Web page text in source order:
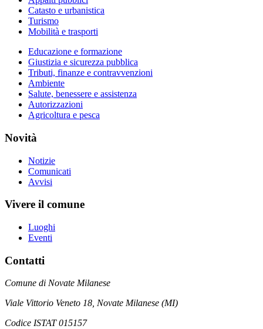
Catasto e urbanistica
Turismo
Mobilità e trasporti
Educazione e formazione
Giustizia e sicurezza pubblica
Tributi, finanze e contravvenzioni
Ambiente
Salute, benessere e assistenza
Autorizzazioni
Agricoltura e pesca
Novità
Notizie
Comunicati
Avvisi
Vivere il comune
Luoghi
Eventi
Contatti
Comune di Novate Milanese
Viale Vittorio Veneto 18, Novate Milanese (MI)
Codice ISTAT 015157